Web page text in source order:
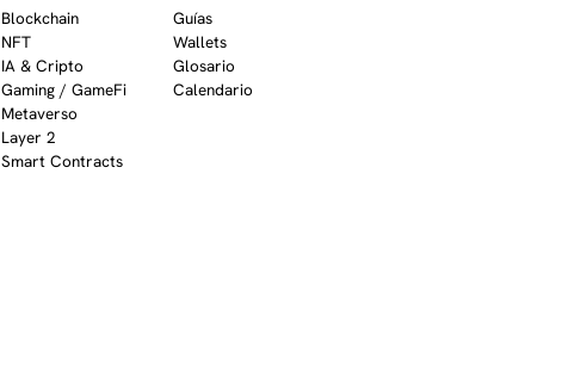
Blockchain
NFT
IA & Cripto
Gaming / GameFi
Metaverso
Layer 2
Smart Contracts
Guías
Wallets
Glosario
Calendario